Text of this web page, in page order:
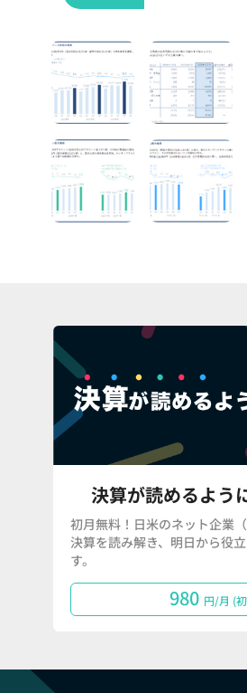
決算が読めるよう
初月無料！日米のネット企業
決算を読み解き、明日から役
す。
980 円/月 (